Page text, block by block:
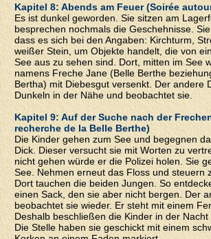
Kapitel 8: Abends am Feuer (Soirée
Es ist dunkel geworden. Sie sitzen am
besprechen nochmals die Geschehnisse.
dass es sich bei den Angaben: Kirchturm,
weißer Stein, um Objekte handelt, die von
See aus zu sehen sind. Dort, mitten im See
namens Freche Jane (Belle Berthe
Bertha) mit Diebesgut versenkt. Der andere
Dunkeln in der Nähe und beobachtet sie.
Kapitel 9: Auf der Suche nach der
recherche de la Belle Berthe)
Die Kinder gehen zum See und begegnen
Dick. Dieser versucht sie mit Worten zu
nicht gehen würde er die Polizei holen. Sie
See. Nehmen erneut das Floss und steuern
Dort tauchen die beiden Jungen. So
einen Sack, den sie aber nicht bergen. Der
beobachtet sie wieder. Er steht mit einem
Deshalb beschließen die Kinder in der
Die Stelle haben sie geschickt mit einem